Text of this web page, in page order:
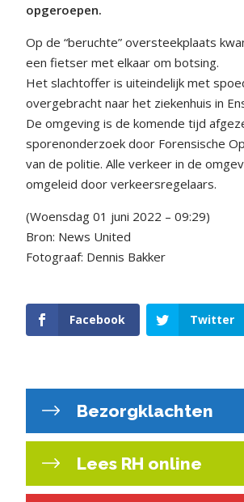
opgeroepen.
Op de “beruchte” oversteekplaats
een fietser met elkaar om botsing.
Het slachtoffer is uiteindelijk met
overgebracht naar het ziekenhuis in
De omgeving is de komende tijd
sporenonderzoek door Forensische
van de politie. Alle verkeer in de
omgeleid door verkeersregelaars.
(Woensdag 01 juni 2022 – 09:29)
Bron: News United
Fotograaf: Dennis Bakker
Facebook Twitter
Bezorgklachten
Lees RH online